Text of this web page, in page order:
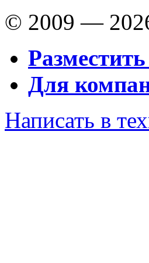
© 2009 —
Для
Написать в